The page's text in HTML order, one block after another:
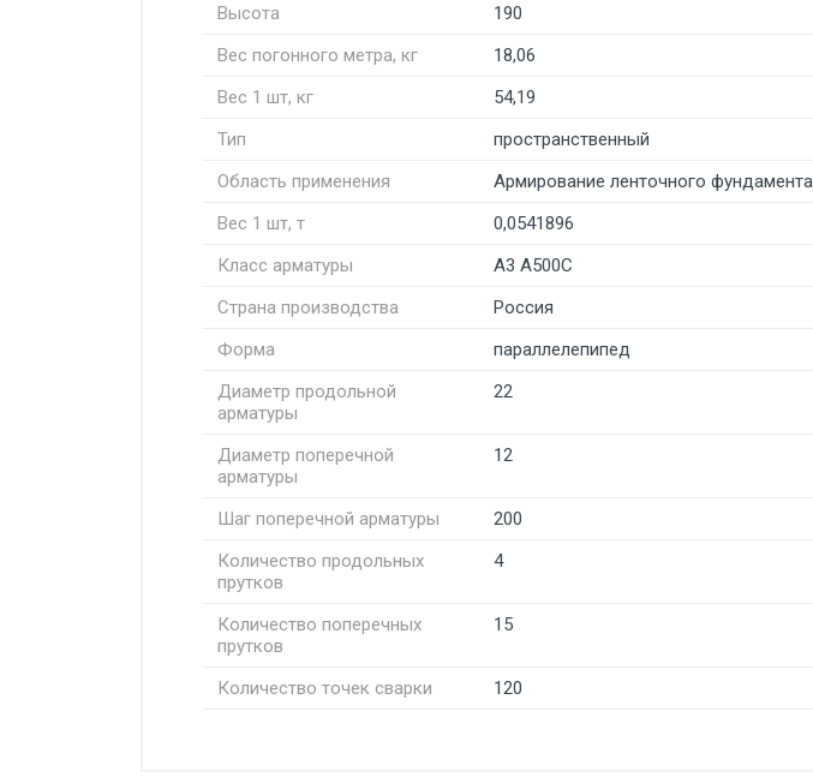
Высота
190
Вес погонного метра, кг
18,06
Вес 1 шт, кг
54,19
Тип
пространственный
Область применения
Армирование ленточного фундамента
Вес 1 шт, т
0,0541896
Класс арматуры
А3 А500С
Страна производства
Россия
Форма
параллелепипед
Диаметр продольной
арматуры
22
Диаметр поперечной
арматуры
12
Шаг поперечной арматуры
200
Количество продольных
прутков
4
Количество поперечных
прутков
15
Количество точек сварки 120